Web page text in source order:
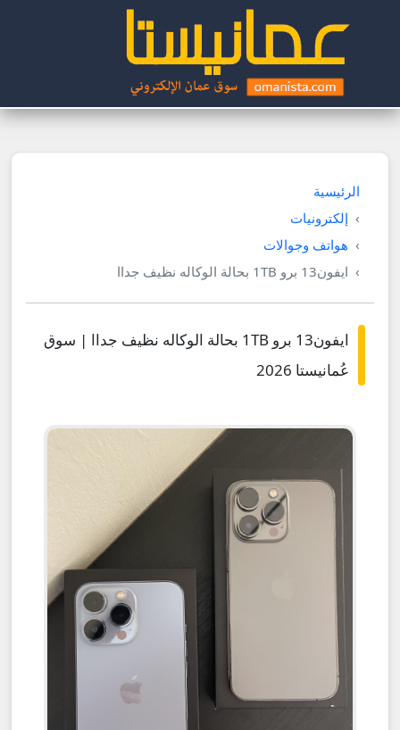
الرئيسية
إلكترونيات
هواتف وجوالات
ايفون13 برو 1TB بحالة الوكاله نظيف جداا
ايفون13 برو 1TB بحالة الوكاله نظيف جداا | سوق
عُمانيستا 2026